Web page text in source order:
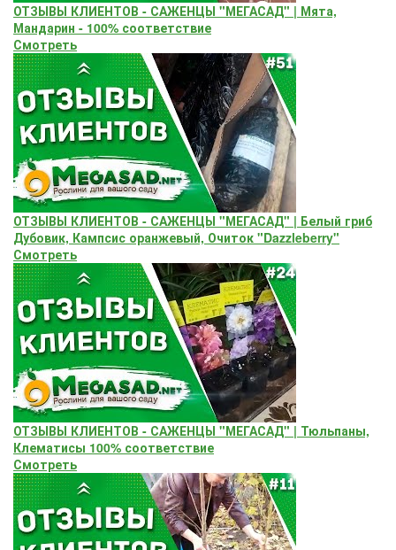
ОТЗЫВЫ КЛИЕНТОВ - САЖЕНЦЫ "МЕГАСАД" | Мята,
Мандарин - 100% соответствие
Смотреть
ОТЗЫВЫ КЛИЕНТОВ - САЖЕНЦЫ "МЕГАСАД" | Белый гриб
Дубовик, Кампсис оранжевый, Очиток "Dazzleberry"
Смотреть
ОТЗЫВЫ КЛИЕНТОВ - САЖЕНЦЫ "МЕГАСАД" | Тюльпаны,
Клематисы 100% соответствие
Смотреть